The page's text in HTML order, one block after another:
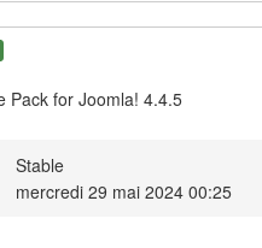
Pack for Joomla! 4.4.5
Stable
mercredi 29 mai 2024 00:25